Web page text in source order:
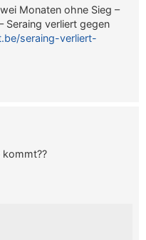
Monaten ohne Sieg –
Seraing verliert gegen
seraing-verliert-
kommt??